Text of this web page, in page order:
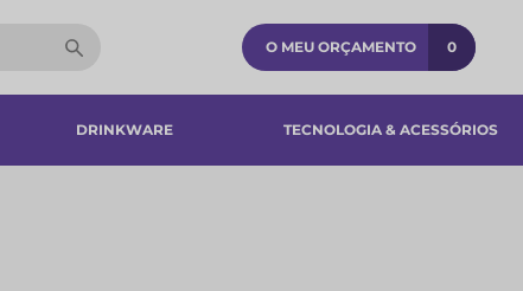
O MEU ORÇAMENTO 0
DRINKWARE TECNOLOGIA & ACESSÓRIOS​